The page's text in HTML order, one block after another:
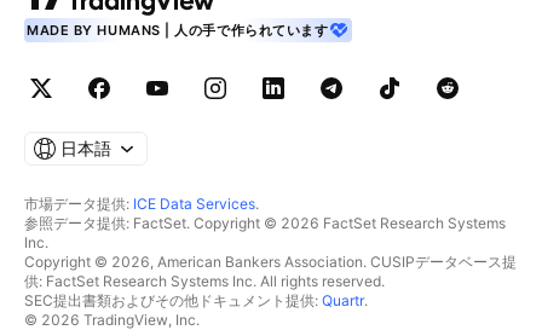
MADE BY HUMANS | 人の手で作られています
日本語
市場データ提供: ICE Data Services.
参照データ提供: FactSet. Copyright © 2026 FactSet Research Systems
Inc.
Copyright © 2026, American Bankers Association. CUSIPデータベース提
供: FactSet Research Systems Inc. All rights reserved.
SEC提出書類およびその他ドキュメント提供: Quartr.
© 2026 TradingView, Inc.